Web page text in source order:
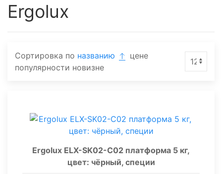
Ergolux
Сортировка по названию
цене
популярности новизне
Ergolux ELX-SK02-С02 платформа 5 кг,
цвет: чёрный, специи